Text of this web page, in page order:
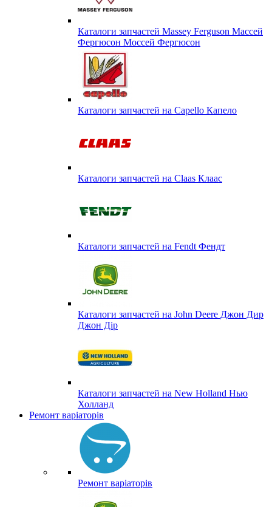
Каталоги запчастей Massey Ferguson Массей
Фергюсон Моссей Фергюсон
Каталоги запчастей на Capello Капело
Каталоги запчастей на Claas Клаас
Каталоги запчастей на Fendt Фендт
Каталоги запчастей на John Deere Джон Дир
Джон Дір
Каталоги запчастей на New Holland Нью
Холланд
Ремонт варіаторів
Ремонт варіаторів